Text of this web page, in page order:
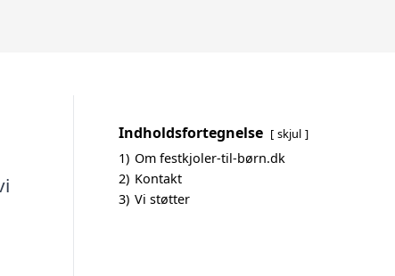
Indholdsfortegnelse skjul
1) Om festkjoler-til-børn.dk
2) Kontakt
3) Vi støtter